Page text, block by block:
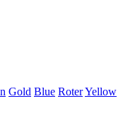
Gold Blue RoterYellow